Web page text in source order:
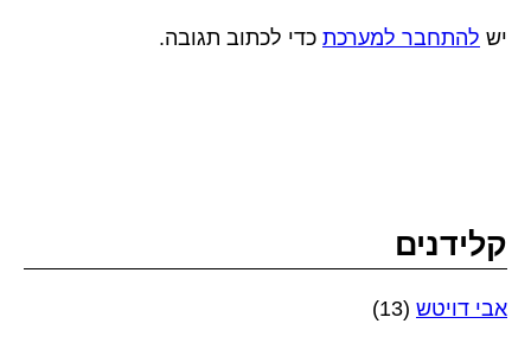
יש להתחבר למערכת כדי לכתוב תגובה.
קלידנים
אבי דויטש (13)